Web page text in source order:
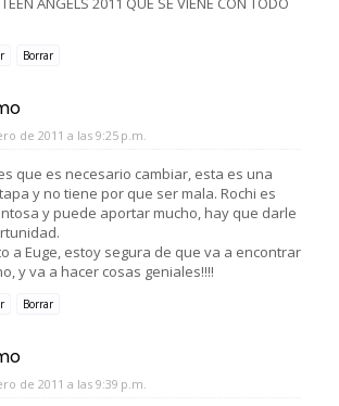
Borrar
de 2011 a las 9:25 p.m.
que es necesario cambiar, esta es una
y no tiene por que ser mala. Rochi es
y puede aportar mucho, hay que darle
a Euge, estoy segura de que va a encontrar
y va a hacer cosas geniales!!!!
Borrar
de 2011 a las 9:39 p.m.